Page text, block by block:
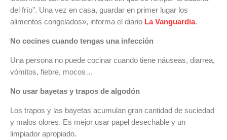
del frío”. Una vez en casa, guardar en primer lugar los
alimentos congelados», informa el diario La Vanguardia.
No cocines cuando tengas una infección
Una persona no puede cocinar cuando tiene náuseas, diarrea,
vómitos, fiebre, mocos…
No usar bayetas y trapos de algodón
Los trapos y las bayetas acumulan gran cantidad de suciedad
y malos olores. Es mejor usar papel desechable y un
limpiador apropiado.